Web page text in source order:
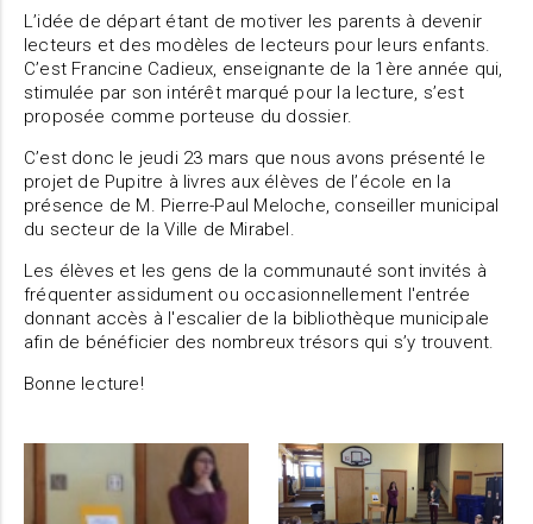
L’idée de départ étant de motiver les parents à devenir
lecteurs et des modèles de lecteurs pour leurs enfants.
C’est Francine Cadieux, enseignante de la 1ère année qui,
stimulée par son intérêt marqué pour la lecture, s’est
proposée comme porteuse du dossier.
C’est donc le jeudi 23 mars que nous avons présenté le
projet de Pupitre à livres aux élèves de l’école en la
présence de M. Pierre-Paul Meloche, conseiller municipal
du secteur de la Ville de Mirabel.
Les élèves et les gens de la communauté sont invités à
fréquenter assidument ou occasionnellement l'entrée
donnant accès à l'escalier de la bibliothèque municipale
afin de bénéficier des nombreux trésors qui s’y trouvent.
Bonne lecture!